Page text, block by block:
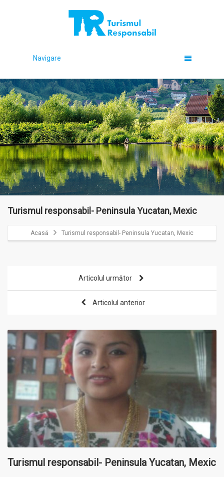
Navigare
Turismul responsabil- Peninsula Yucatan, Mexic
Acasă Turismul responsabil- Peninsula Yucatan, Mexic
Articolul următor
Articolul anterior
Turismul responsabil- Peninsula Yucatan, Mexic